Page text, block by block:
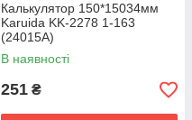
Калькулятор 150*15034мм
Karuida KK-2278 1-163
(24015А)
В наявності
251 ₴